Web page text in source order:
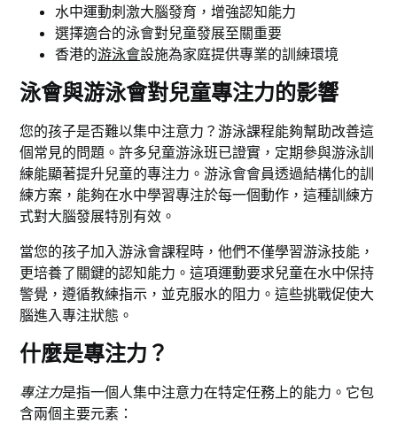
水中運動刺激大腦發育，增強認知能力
選擇適合的泳會對兒童發展至關重要
香港的游泳會設施為家庭提供專業的訓練環境
泳會與游泳會對兒童專注力的影響
您的孩子是否難以集中注意力？游泳課程能夠幫助改善這
個常見的問題。許多兒童游泳班已證實，定期參與游泳訓
練能顯著提升兒童的專注力。游泳會會員透過結構化的訓
練方案，能夠在水中學習專注於每一個動作，這種訓練方
式對大腦發展特別有效。
當您的孩子加入游泳會課程時，他們不僅學習游泳技能，
更培養了關鍵的認知能力。這項運動要求兒童在水中保持
警覺，遵循教練指示，並克服水的阻力。這些挑戰促使大
腦進入專注狀態。
什麼是專注力？
專注力是指一個人集中注意力在特定任務上的能力。它包
含兩個主要元素：